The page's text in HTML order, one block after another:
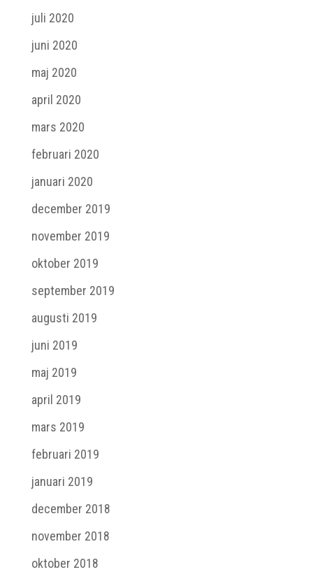
juli 2020
juni 2020
maj 2020
april 2020
mars 2020
februari 2020
januari 2020
december 2019
november 2019
oktober 2019
september 2019
augusti 2019
juni 2019
maj 2019
april 2019
mars 2019
februari 2019
januari 2019
december 2018
november 2018
oktober 2018